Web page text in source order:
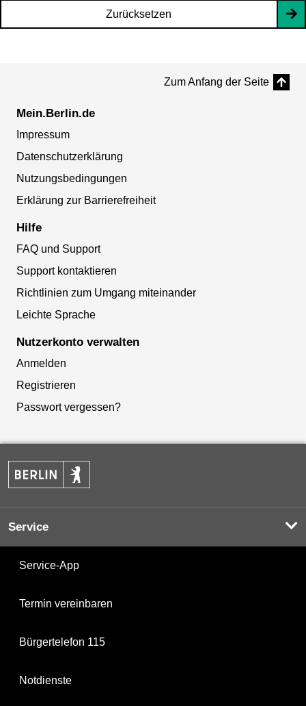
Zurücksetzen
Zum Anfang der Seite
Mein.Berlin.de
Impressum
Datenschutzerklärung
Nutzungsbedingungen
Erklärung zur Barrierefreiheit
Hilfe
FAQ und Support
Support kontaktieren
Richtlinien zum Umgang miteinander
Leichte Sprache
Nutzerkonto verwalten
Anmelden
Registrieren
Passwort vergessen?
Service
Service-App
Termin vereinbaren
Bürgertelefon 115
Notdienste